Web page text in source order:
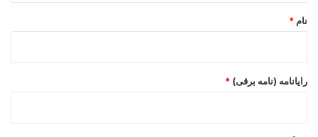
نام *
رایانامه (نامه برقی) *